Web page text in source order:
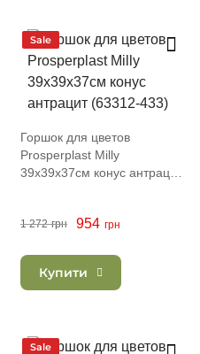
Sale
Горшок для цветов
Prosperplast Milly
39х39х37см конус антрацит
1 272 грн 954 грн
Купити
Sale